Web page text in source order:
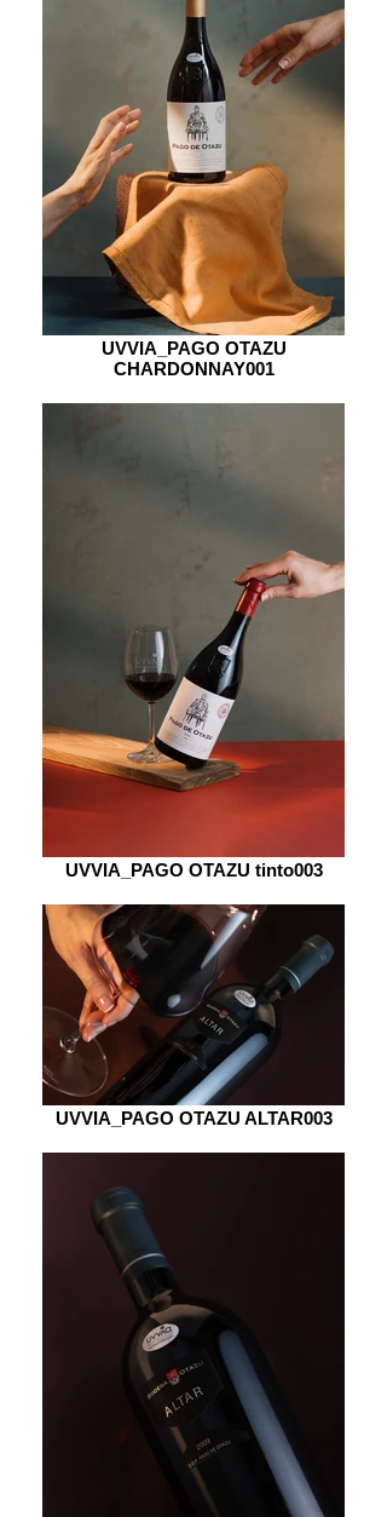
UVVIA_PAGO OTAZU
CHARDONNAY001
UVVIA_PAGO OTAZU tinto003
UVVIA_PAGO OTAZU ALTAR003